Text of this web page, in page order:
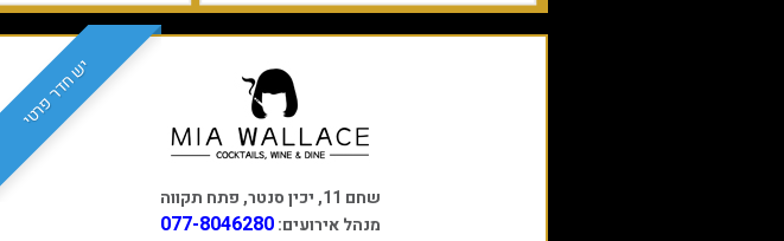
יש חדר פרטי
שחם 11, יכין סנטר, פתח תקווה
מנהל אירועים:077-8046280